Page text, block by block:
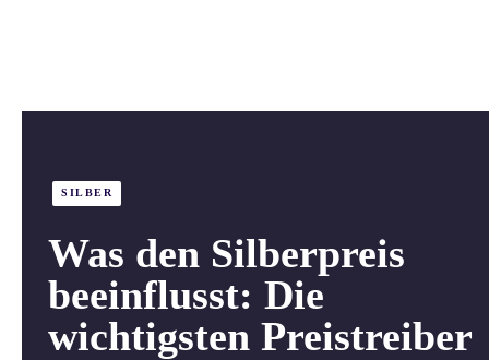
SILBER
Was den Silberpreis
beeinflusst: Die
wichtigsten Preistreiber